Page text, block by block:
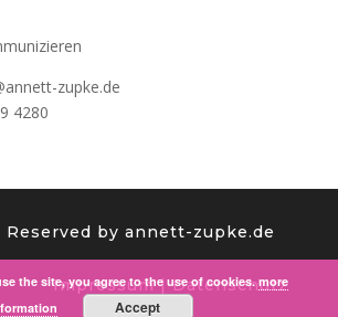
zupke.de
4280
by annett-zupke.de
Impressum|Datenschutz
the site, you agree to the use of cookies.more
Accept